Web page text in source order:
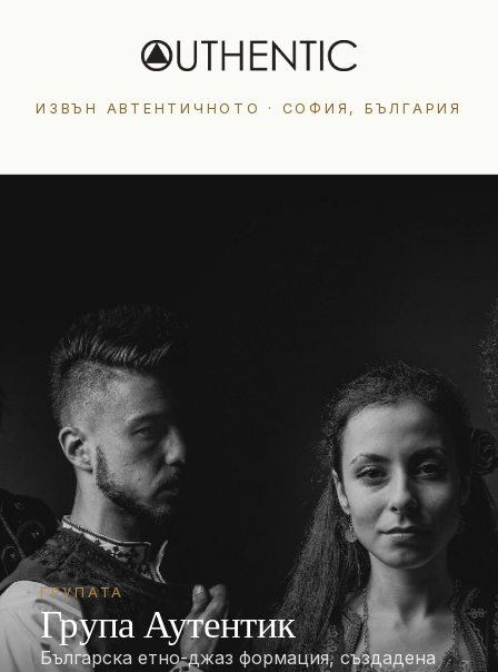
ИЗВЪН АВТЕНТИЧНОТО · СОФИЯ, БЪЛГАРИЯ
ГРУПАТА
Група Аутентик
Българска етно-джаз формация, създадена